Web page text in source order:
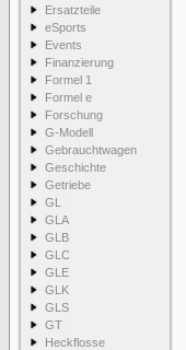
Ersatzteile
eSports
Events
Finanzierung
Formel 1
Formel e
Forschung
G-Modell
Gebrauchtwagen
Geschichte
Getriebe
GL
GLA
GLB
GLC
GLE
GLK
GLS
GT
Heckflosse